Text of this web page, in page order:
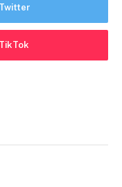
Twitter
TikTok